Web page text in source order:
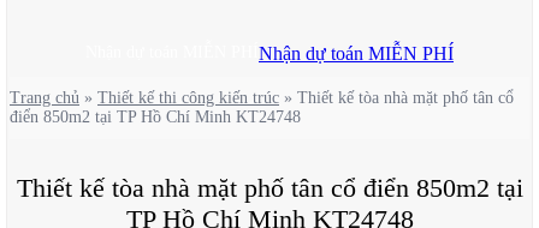
Nhận dự toán MIỄN PHÍ
Trang chủ » Thiết kế thi công kiến trúc » Thiết kế tòa nhà mặt phố tân cổ
điển 850m2 tại TP Hồ Chí Minh KT24748
Thiết kế tòa nhà mặt phố tân cổ điển 850m2 tại
TP Hồ Chí Minh KT24748